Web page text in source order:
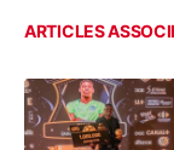
ARTICLES